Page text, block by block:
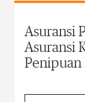
Asuransi
Asuransi